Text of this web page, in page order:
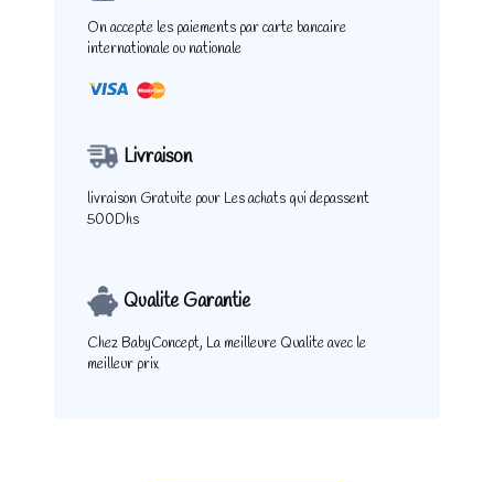
On accepte les paiements par carte bancaire
internationale ou nationale
Livraison
livraison Gratuite pour Les achats qui depassent
500Dhs
Qualite Garantie
Chez BabyConcept, La meilleure Qualiteavec le
meilleur prix